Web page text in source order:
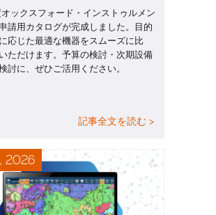
ックスフォード・インストゥルメン
請用カタログが完成しました。目的
応じた最適な機器をスムーズに比
ただけます。予算の検討・次期設備
討に、ぜひご活用ください。
記事全文を読む >
2026